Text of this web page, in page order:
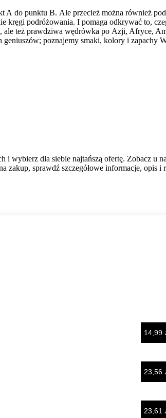
A do punktu B. Ale przecież można również
podróżowania. I pomaga odkrywać to,
ale też prawdziwa wędrówka po Azji, Afryce,
poznajemy smaki, kolory i zapachy
wybierz dla siebie najtańszą ofertę. Zobacz u
sprawdź szczegółowe informacje, opis i